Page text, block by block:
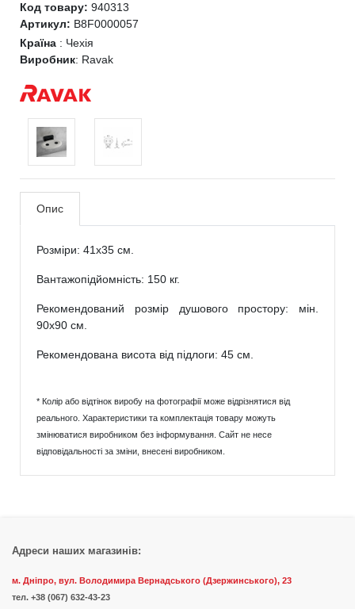
Код товару: 940313
Артикул: B8F0000057
Країна : Чехія
Виробник: Ravak
Опис
Розміри: 41x35 см.
Вантажопідйомність: 150 кг.
Рекомендований розмір душового простору: мін.
90x90 см.
Рекомендована висота від підлоги: 45 см.
* Колір або відтінок виробу на фотографії може відрізнятися від
реального. Характеристики та комплектація товару можуть
змінюватися виробником без інформування. Сайт не несе
відповідальності за зміни, внесені виробником.
Адреси наших магазинів:
м. Дніпро, вул. Володимира Вернадського (Дзержинського), 23
тел. +38 (067) 632-43-23